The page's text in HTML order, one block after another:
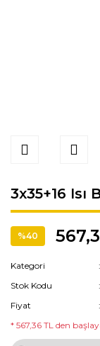
3x35+16
%40
Kategori
Stok Kodu
Fiyat
* 567,36 TL den